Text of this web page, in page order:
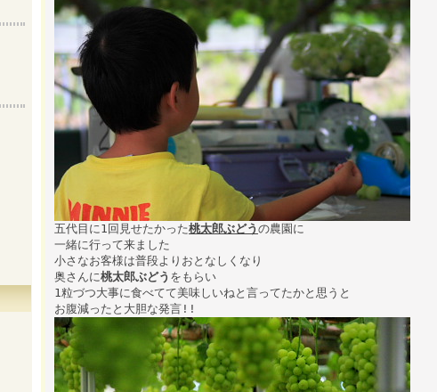
五代目に1回見せたかった桃太郎ぶどう の農園に
一緒に行って来ました
小さなお客様は普段よりおとなしくなり
奥さんに桃太郎ぶどう をもらい
1粒づつ大事に食べてて美味しいねと言ってたかと思うと
お腹減ったと大胆な発言!!